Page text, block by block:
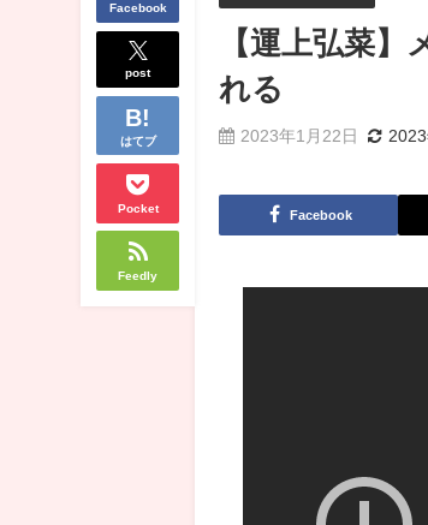
Facebook
post
はてブ
Pocket
Feedly
【運上弘菜
れる
2023年1月22日
Facebook